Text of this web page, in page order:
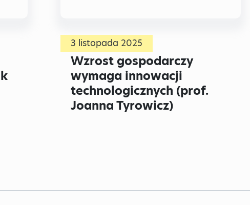
3 listopada 2025
Wzrost gospodarczy
wymaga innowacji
technologicznych (prof.
Joanna Tyrowicz)